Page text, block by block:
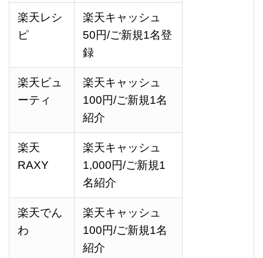
楽天レシ
ピ
楽天キャッシュ
50円/ご新規1名登
録
楽天ビュ
ーティ
楽天キャッシュ
100円/ご新規1名
紹介
楽天
RAXY
楽天キャッシュ
1,000円/ご新規1
名紹介
楽天でん
わ
楽天キャッシュ
100円/ご新規1名
紹介